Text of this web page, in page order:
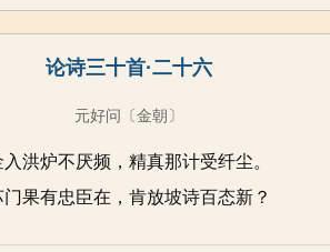
论诗三十首·二十六
元好问 〔金朝〕
入洪炉不厌频，精真那计受纤尘。
门果有忠臣在，肯放坡诗百态新？